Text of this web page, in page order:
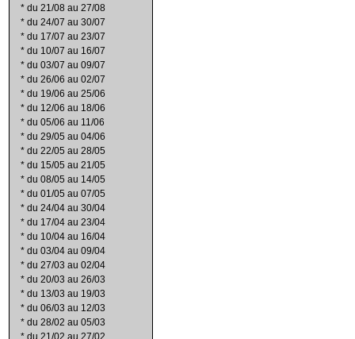
* du 21/08 au 27/08
* du 24/07 au 30/07
* du 17/07 au 23/07
* du 10/07 au 16/07
* du 03/07 au 09/07
* du 26/06 au 02/07
* du 19/06 au 25/06
* du 12/06 au 18/06
* du 05/06 au 11/06
* du 29/05 au 04/06
* du 22/05 au 28/05
* du 15/05 au 21/05
* du 08/05 au 14/05
* du 01/05 au 07/05
* du 24/04 au 30/04
* du 17/04 au 23/04
* du 10/04 au 16/04
* du 03/04 au 09/04
* du 27/03 au 02/04
* du 20/03 au 26/03
* du 13/03 au 19/03
* du 06/03 au 12/03
* du 28/02 au 05/03
* du 21/02 au 27/02